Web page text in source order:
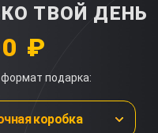
ТВОЙ ДЕНЬ
₽
подарка:
коробка